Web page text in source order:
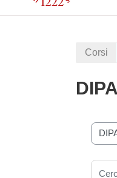
Corsi
Cerca